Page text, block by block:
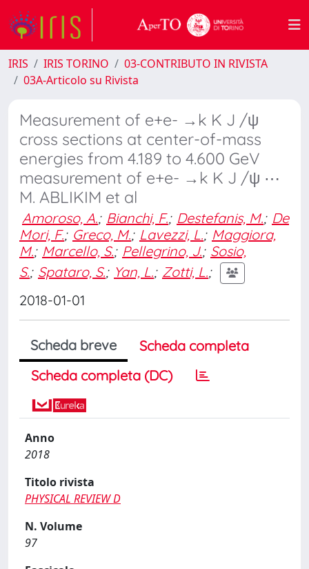
IRIS IRIS TORINO
03-CONTRIBUTO IN RIVISTA
03A-Articolo su Rivista
Measurement of e+e- →k K J /ψ
cross sections at center-of-mass
energies from 4.189 to 4.600 GeV
measurement of e+e- →k K J /ψ ⋯
M. ABLIKIM et al
Amoroso, A.; Bianchi, F.; Destefanis, M.; De
Mori, F.; Greco, M.; Lavezzi, L.; Maggiora,
M.; Marcello, S.; Pellegrino, J.; Sosio,
S.; Spataro, S.; Yan, L.; Zotti, L.;
2018-01-01
Scheda breve
Scheda completa
Scheda completa (DC)
Anno
2018
Titolo rivista
PHYSICAL REVIEW D
N. Volume
97